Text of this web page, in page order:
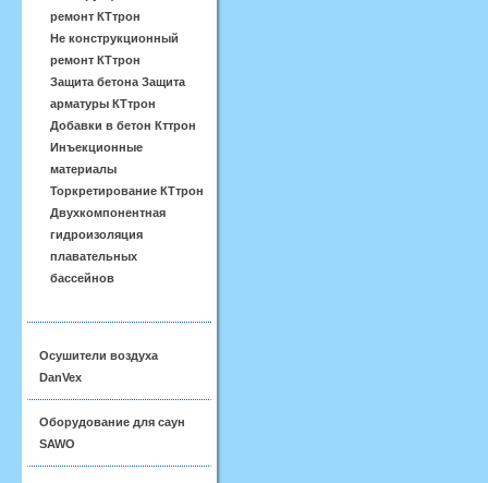
ремонт КТтрон
Не конструкционный
ремонт КТтрон
Защита бетона Защита
арматуры КТтрон
Добавки в бетон Кттрон
Инъекционные
материалы
Торкретирование КТтрон
Двухкомпонентная
гидроизоляция
плавательных
бассейнов
Осушители воздуха
DanVex
Оборудование для саун
SAWO